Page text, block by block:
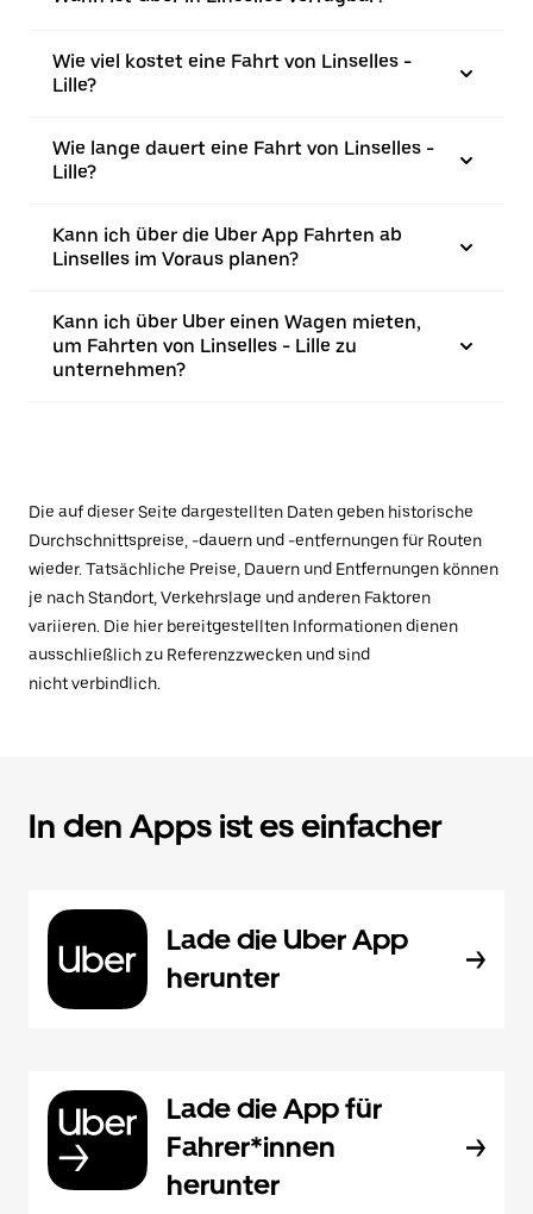
Wie viel kostet eine Fahrt von Linselles -
Lille?
Wie lange dauert eine Fahrt von Linselles -
Lille?
Kann ich über die Uber App Fahrten ab
Linselles im Voraus planen?
Kann ich über Uber einen Wagen mieten,
um Fahrten von Linselles - Lille zu
unternehmen?
Die auf dieser Seite dargestellten Daten geben historische
Durchschnittspreise, -dauern und -entfernungen für Routen
wieder. Tatsächliche Preise, Dauern und Entfernungen können
je nach Standort, Verkehrslage und anderen Faktoren
variieren. Die hier bereitgestellten Informationen dienen
ausschließlich zu Referenzzwecken und sind
nicht verbindlich.
In den Apps ist es einfacher
Lade die Uber App
herunter
Lade die App für
Fahrer*innen
herunter